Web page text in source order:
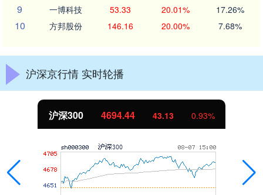
9 一博科技 53.33 20.01% 17.26%
10 方邦股份 146.16 20.00% 7.68%
沪深京行情 实时轮播
沪深300 4694.44 43.13 0.93%